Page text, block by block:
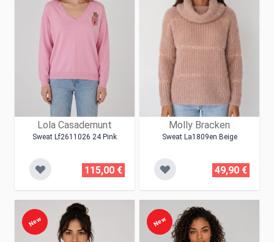
Lola Casademunt
Sweat Lf2611026 24 Pink
115,00 €
Molly Bracken
Sweat La1809en Beige
49,90 €
New New